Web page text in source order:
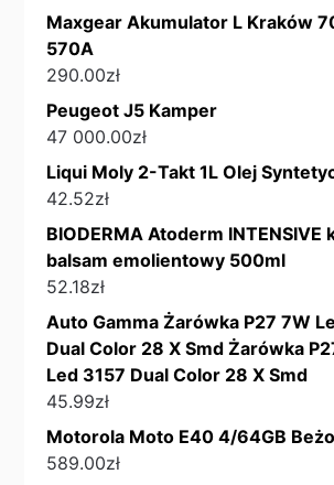
Maxgear Akumulator L Kraków
570A
290.00zł
Peugeot J5 Kamper
47 000.00zł
Liqui Moly 2-Takt 1L Olej
42.52zł
BIODERMA Atoderm INTENSIVE
balsam emolientowy 500ml
52.18zł
Auto Gamma Żarówka P27 7W
Dual Color 28 X Smd Żarówka
Led 3157 Dual Color 28 X Smd
45.99zł
Motorola Moto E40 4/64GB
589.00zł